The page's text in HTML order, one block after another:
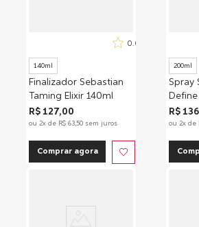
0.0
140ml
Finalizador Sebastian
Taming Elixir 140ml
R$ 127,00
ou 2x de R$ 63,50 sem juros
Comprar agora
200ml
Spray
R$ 136
ou 2x de